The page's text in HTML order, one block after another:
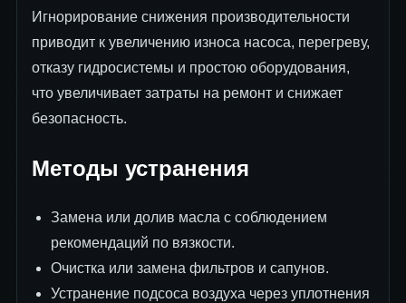
Игнорирование снижения производительности
приводит к увеличению износа насоса, перегреву,
отказу гидросистемы и простою оборудования,
что увеличивает затраты на ремонт и снижает
безопасность.
Методы устранения
Замена или долив масла с соблюдением
рекомендаций по вязкости.
Очистка или замена фильтров и сапунов.
Устранение подсоса воздуха через уплотнения